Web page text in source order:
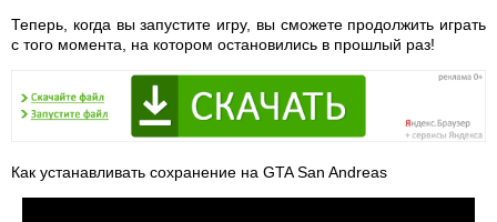
Теперь, когда вы запустите игру, вы сможете продолжить играть
с того момента, на котором остановились в прошлый раз!
Как устанавливать сохранение на GTA San Andreas